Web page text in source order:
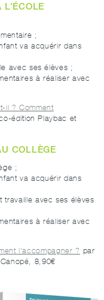
;
va acquérir dans
avec ses élèves ;
à réaliser avec
il ? Comment
édition Playbac et
COLLÈGE
;
va acquérir dans
travaille avec ses élèves
à réaliser avec
l'accompagner ? par
8,90€